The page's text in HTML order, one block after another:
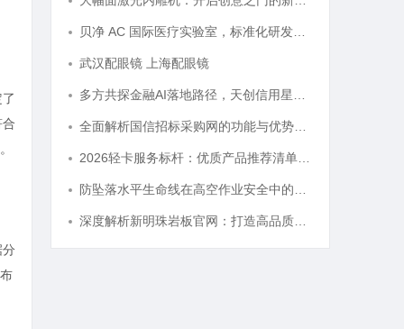
武汉配眼镜 上海配眼镜